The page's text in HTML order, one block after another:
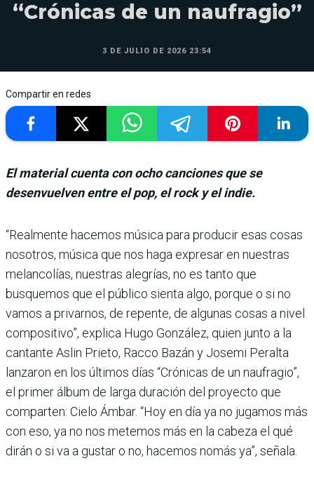
“Crónicas de un naufragio”
3 DE JULIO DE 2026 23:54
Compartir en redes
El material cuenta con ocho canciones que se
desenvuelven entre el pop, el rock y el indie.
“Realmente hacemos música para producir esas cosas
noso­tros, música que nos haga expresar en nuestras
melan­colías, nuestras alegrías, no es tanto que
busquemos que el público sienta algo, por­que o si no
vamos a privar­nos, de repente, de algunas cosas a nivel
compositivo”, explica Hugo González, quien junto a la
cantante Aslin Prieto, Racco Bazán y Josemi Peralta
lanzaron en los últimos días “Cróni­cas de un naufragio”,
el pri­mer álbum de larga duración del proyecto que
compar­ten: Cielo Ámbar. “Hoy en día ya no jugamos más
con eso, ya no nos metemos más en la cabeza el qué
dirán o si va a gustar o no, hacemos nomás ya”, señala.